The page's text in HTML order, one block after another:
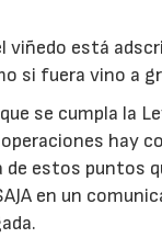
viñedo está
si fuera vino a
se cumpla la
hay
de estos puntos
en un